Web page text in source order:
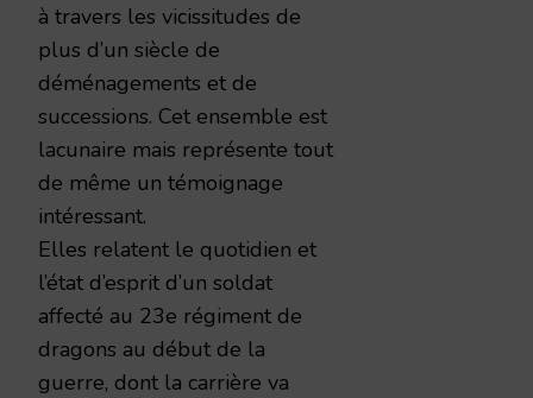
à travers les vicissitudes de
plus d’un siècle de
déménagements et de
successions. Cet ensemble est
lacunaire mais représente tout
de même un témoignage
intéressant.
Elles relatent le quotidien et
l’état d’esprit d’un soldat
affecté au 23e régiment de
dragons au début de la
guerre, dont la carrière va